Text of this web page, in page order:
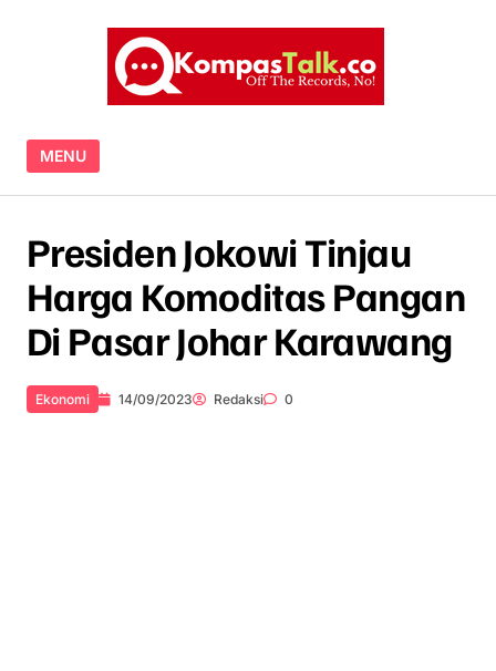
MENU
Presiden Jokowi Tinjau
Harga Komoditas Pangan
Di Pasar Johar Karawang
Ekonomi 14/09/2023 Redaksi 0